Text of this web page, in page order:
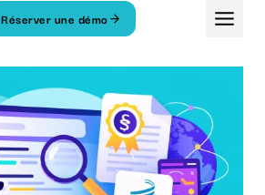
Réserver une démo